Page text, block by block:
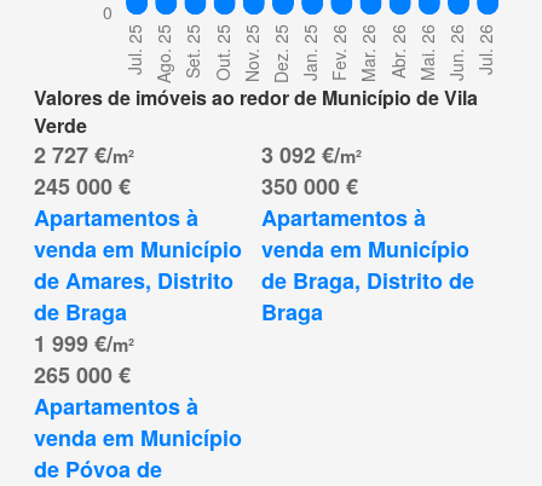
Valores de imóveis ao redor de Município de Vila
Verde
245 000 €
2 727 €/m²
Apartamentos à
venda em Município
de Amares, Distrito
de Braga
350 000 €
3 092 €/m²
Apartamentos à
venda em Município
de Braga, Distrito de
Braga
265 000 €
1 999 €/m²
Apartamentos à
venda em Município
de Póvoa de